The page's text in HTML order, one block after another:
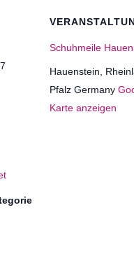
Schuhmeile
Hauenstein
Pfalz Germany
Karte anzeigen